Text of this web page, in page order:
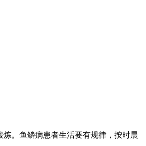
。鱼鳞病患者生活要有规律，按时晨